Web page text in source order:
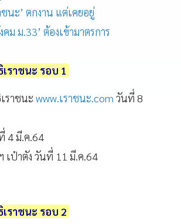
นะ’ ตกงาน แต่เคยอยู่
ม ม.33’ ต้องเข้ามาตรการ
ราชนะ รอบ 1
ราชนะ www.เราชนะ.com วันที่ 8
4 มี.ค.64
เป๋าตัง วันที่ 11 มี.ค.64
ราชนะ รอบ 2